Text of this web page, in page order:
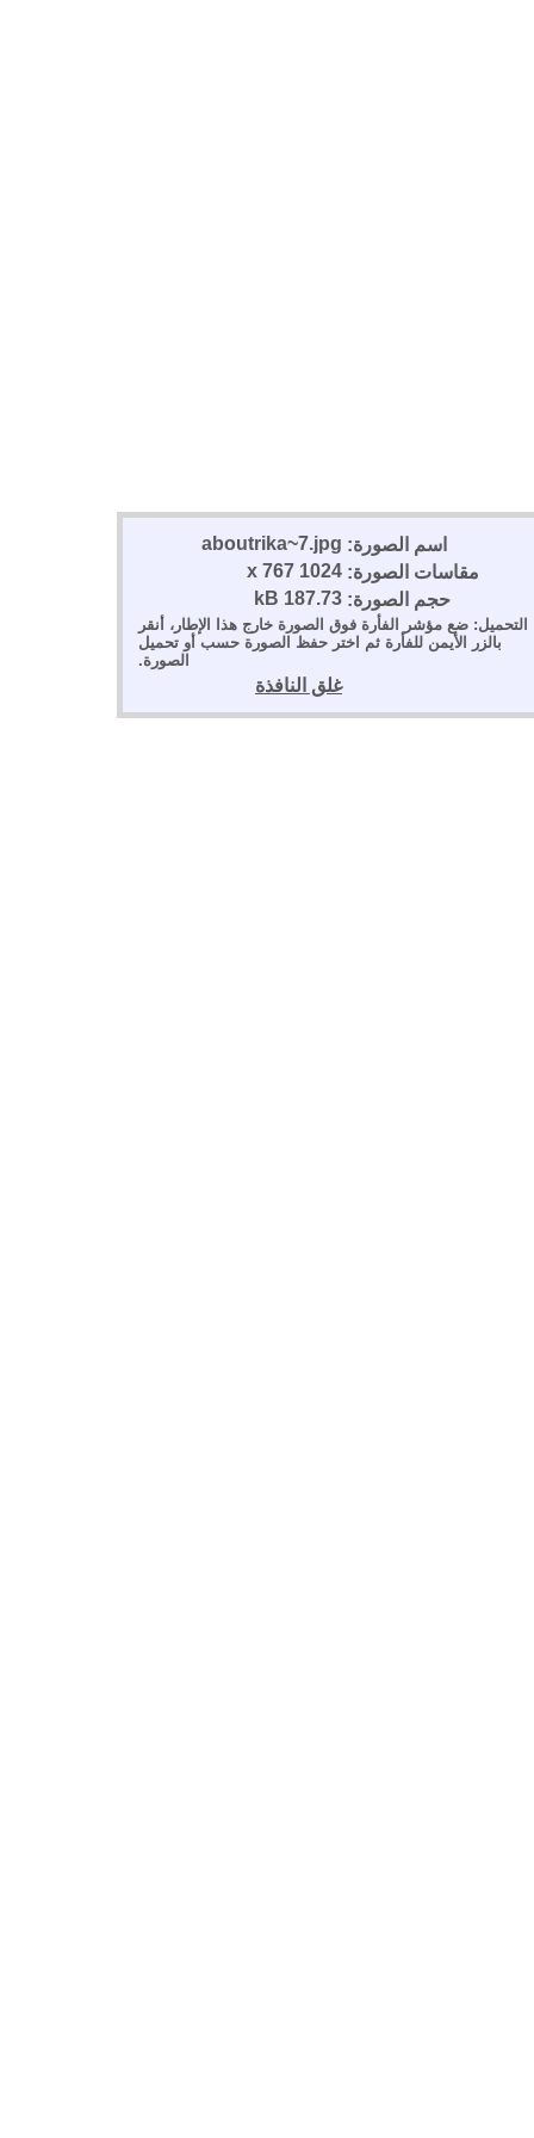
اسم الصورة: aboutrika~7.jpg
مقاسات الصورة: 1024 x 767
حجم الصورة: 187.73 kB
التحميل: ضع مؤشر الفأرة فوق الصورة خارج هذا الإطار، أنقر
بالزر الأيمن للفأرة ثم اختر حفظ الصورة حسب أو تحميل
الصورة.
غلق النافذة